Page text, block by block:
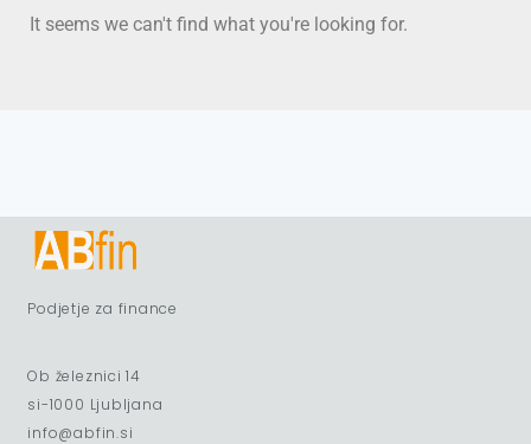
It seems we can't find what you're looking for.
Podjetje za finance
Ob železnici 14
si-1000 Ljubljana
info@abfin.si